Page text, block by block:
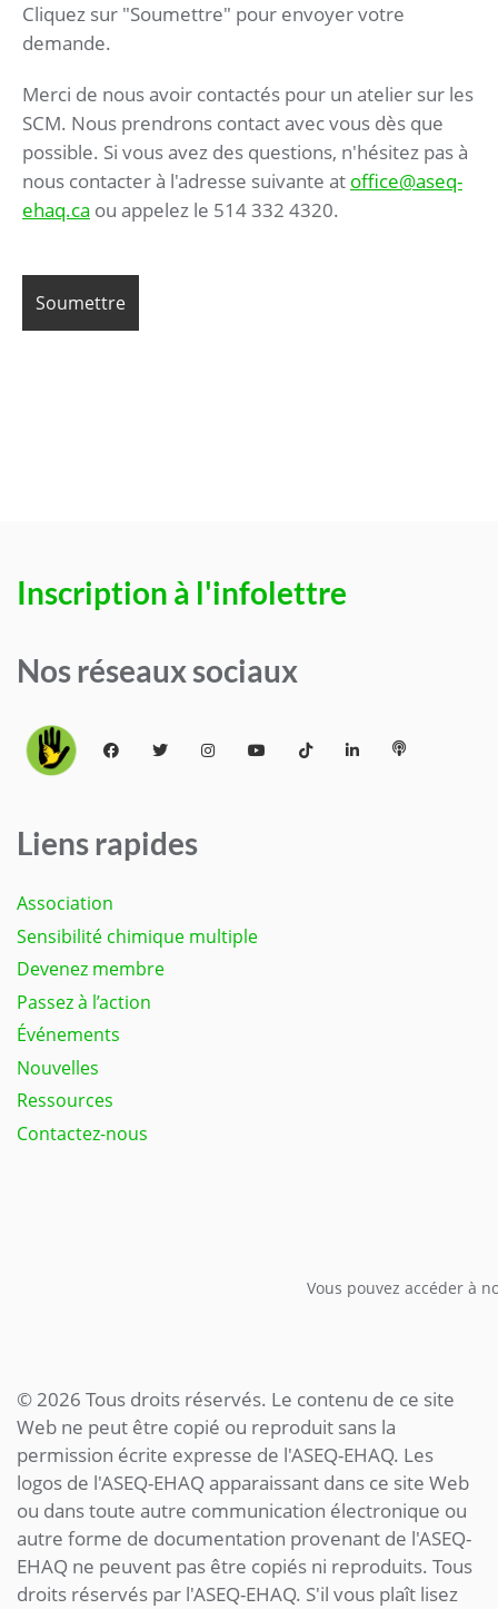
Cliquez sur "Soumettre" pour envoyer votre
demande.
Merci de nous avoir contactés pour un atelier sur les
SCM. Nous prendrons contact avec vous dès que
possible. Si vous avez des questions, n'hésitez pas à
nous contacter à l'adresse suivante at office@aseq-
ehaq.ca ou appelez le 514 332 4320.
Inscription à l'infolettre
Nos réseaux sociaux
Liens rapides
Association
Sensibilité chimique multiple
Devenez membre
Passez à l’action
Événements
Nouvelles
Ressources
Contactez-nous
Vous pouvez accéder à
© 2026 Tous droits réservés. Le contenu de ce site
Web ne peut être copié ou reproduit sans la
permission écrite expresse de l'ASEQ-EHAQ. Les
logos de l'ASEQ-EHAQ apparaissant dans ce site Web
ou dans toute autre communication électronique ou
autre forme de documentation provenant de l'ASEQ-
EHAQ ne peuvent pas être copiés ni reproduits. Tous
droits réservés par l'ASEQ-EHAQ. S'il vous plaît lisez